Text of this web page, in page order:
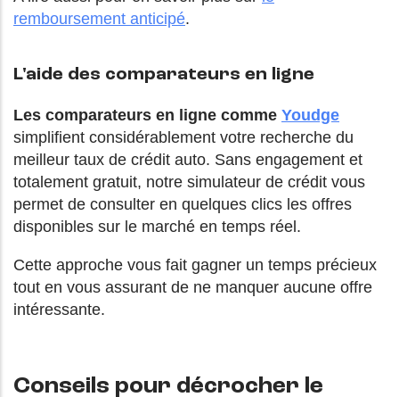
remboursement anticipé.
L'aide des comparateurs en ligne
Les comparateurs en ligne comme Youdge
simplifient considérablement votre recherche du
meilleur taux de crédit auto. Sans engagement et
totalement gratuit, notre simulateur de crédit vous
permet de consulter en quelques clics les offres
disponibles sur le marché en temps réel.
Cette approche vous fait gagner un temps précieux
tout en vous assurant de ne manquer aucune offre
intéressante.
Conseils pour décrocher le